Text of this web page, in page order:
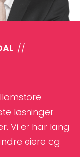
//
løsninger
Vi er har lang
eiere og